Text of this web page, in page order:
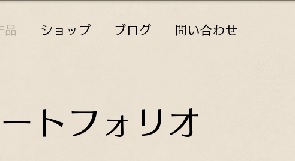
品 ショップ ブログ 問い合わせ
トフォリオ